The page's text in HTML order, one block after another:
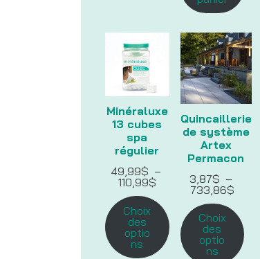
Minéraluxe
13 cubes
spa
régulier
49,99$ –
110,99$Plage
prix :
49,99$
110,99$
Choix
des
optio
ns
Quincaillerie
de système
Artex
Permacon
3,87$ –
733,86$Plage
prix :
3,87$
Choix
des
optio
ns